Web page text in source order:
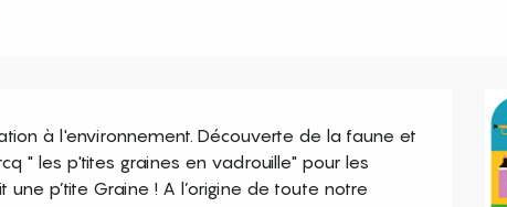
à l'environnement. Découverte de la faune et
" les p'tites graines en vadrouille" pour les
p’tite Graine ! A l’origine de toute notre